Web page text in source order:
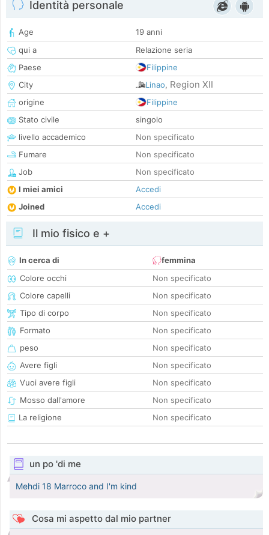
Identità personale
Age
19 anni
qui a
Relazione seria
Paese
Filippine
City
Linao, Region XII
origine
Filippine
Stato civile
singolo
livello accademico
Non specificato
Fumare
Non specificato
Job
Non specificato
I miei amici
Accedi
Joined
Accedi
Il mio fisico e +
In cerca di
femmina
Colore occhi
Non specificato
Colore capelli
Non specificato
Tipo di corpo
Non specificato
Formato
Non specificato
peso
Non specificato
Avere figli
Non specificato
Vuoi avere figli
Non specificato
Mosso dall'amore
Non specificato
La religione
Non specificato
un po 'di me
Mehdi 18 Marroco and I'm kind
Cosa mi aspetto dal mio partner